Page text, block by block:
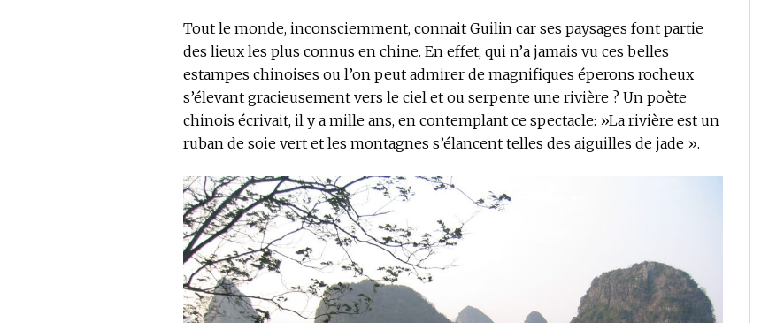
Tout le monde, inconsciemment, connait Guilin car ses paysages font partie
des lieux les plus connus en chine. En effet, qui n’a jamais vu ces belles
estampes chinoises ou l’on peut admirer de magnifiques éperons rocheux
s’élevant gracieusement vers le ciel et ou serpente une rivière ? Un poète
chinois écrivait, il y a mille ans, en contemplant ce spectacle: »La rivière est un
ruban de soie vert et les montagnes s’élancent telles des aiguilles de jade ».